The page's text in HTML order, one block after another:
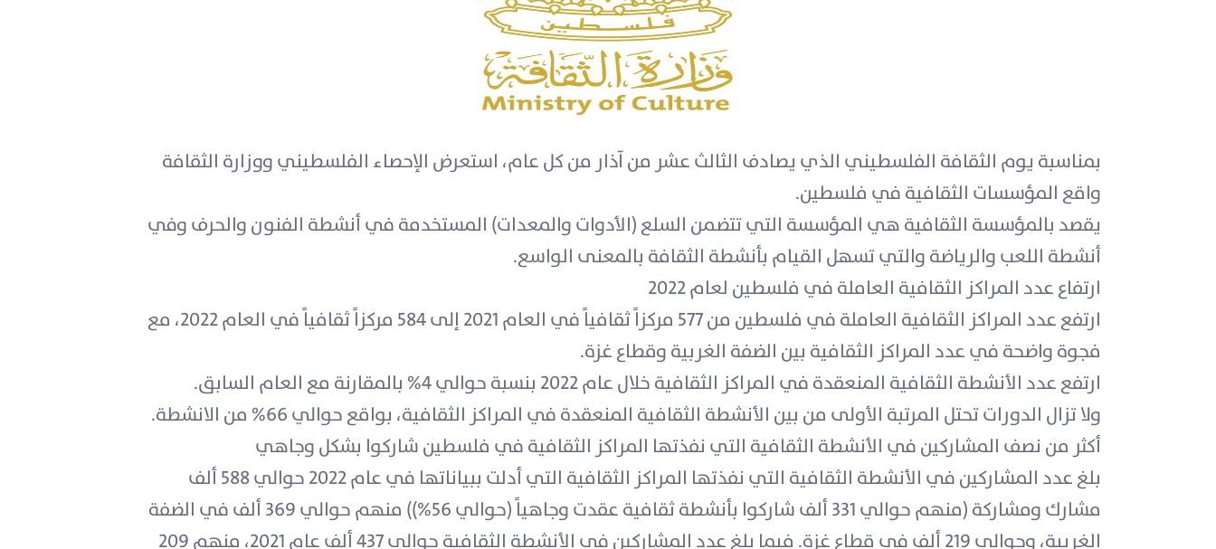
بمناسبة يوم الثقافة الفلسطيني الذي يصادف الثالث عشر من آذار من كل عام، استعرض الإحصاء الفلسطيني ووزارة الثقافة
واقع المؤسسات الثقافية في فلسطين.
يقصد بالمؤسسة الثقافية هي المؤسسة التي تتضمن السلع (الأدوات والمعدات) المستخدمة في أنشطة الفنون والحرف وفي
أنشطة اللعب والرياضة والتي تسهل القيام بأنشطة الثقافة بالمعنى الواسع.
ارتفاع عدد المراكز الثقافية العاملة في فلسطين لعام 2022
ارتفع عدد المراكز الثقافية العاملة في فلسطين من 577 مركزاً ثقافياً في العام 2021 إلى 584 مركزاً ثقافياً في العام 2022، مع
فجوة واضحة في عدد المراكز الثقافية بين الضفة الغربية وقطاع غزة.
ارتفع عدد الأنشطة الثقافية المنعقدة في المراكز الثقافية خلال عام 2022 بنسبة حوالي 4% بالمقارنة مع العام السابق.
ولا تزال الدورات تحتل المرتبة الأولى من بين الأنشطة الثقافية المنعقدة في المراكز الثقافية، بواقع حوالي 66% من الانشطة.
أكثر من نصف المشاركين في الأنشطة الثقافية التي نفذتها المراكز الثقافية في فلسطين شاركوا بشكل وجاهي
بلغ عدد المشاركين في الأنشطة الثقافية التي نفذتها المراكز الثقافية التي أدلت ببياناتها في عام 2022 حوالي 588 ألف
مشارك ومشاركة (منهم حوالي 331 ألف شاركوا بأنشطة ثقافية عقدت وجاهياً (حوالي 56%)) منهم حوالي 369 ألف في الضفة
الغربية، وحوالي 219 ألف في قطاع غزة. فيما بلغ عدد المشاركين في الأنشطة الثقافية حوالي 437 ألف عام 2021، منهم 209